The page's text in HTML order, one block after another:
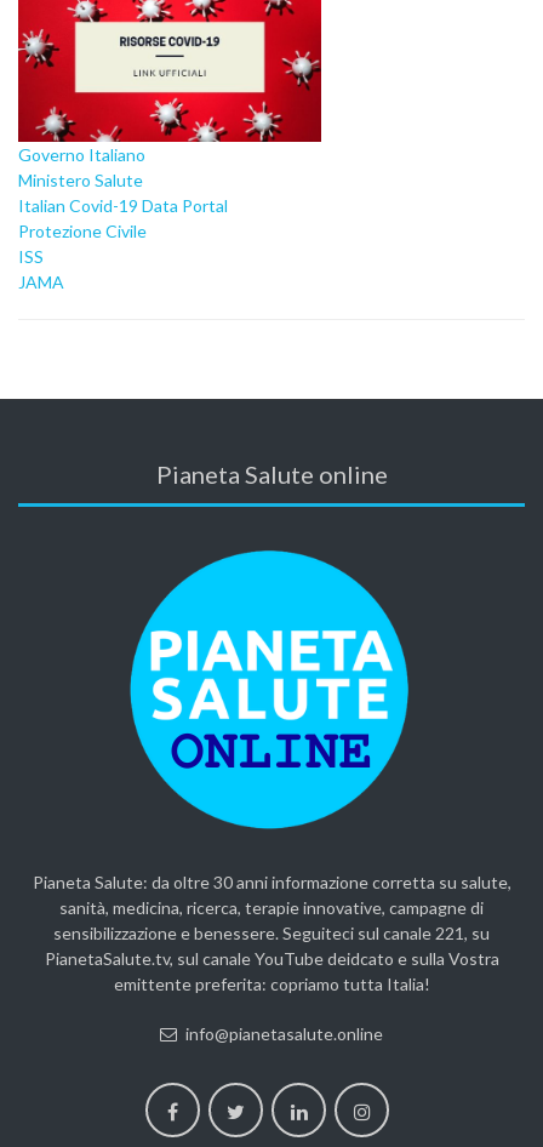
Governo Italiano
Ministero Salute
Italian Covid-19 Data Portal
Protezione Civile
ISS
JAMA
Pianeta Salute online
Pianeta Salute: da oltre 30 anni informazione corretta su salute,
sanità, medicina, ricerca, terapie innovative, campagne di
sensibilizzazione e benessere. Seguiteci sul canale 221, su
PianetaSalute.tv, sul canale YouTube deidcato e sulla Vostra
emittente preferita: copriamo tutta Italia!
info@pianetasalute.online